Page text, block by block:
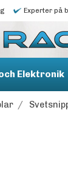
Experter på
Elektronik
/